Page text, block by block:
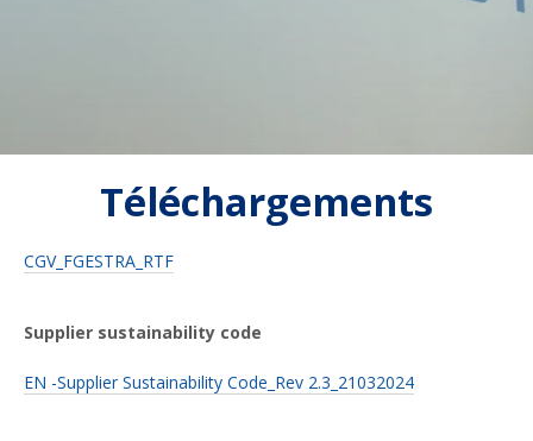
Téléchargements
CGV_FGESTRA_RTF
Supplier sustainability code
EN -Supplier Sustainability Code_Rev 2.3_21032024